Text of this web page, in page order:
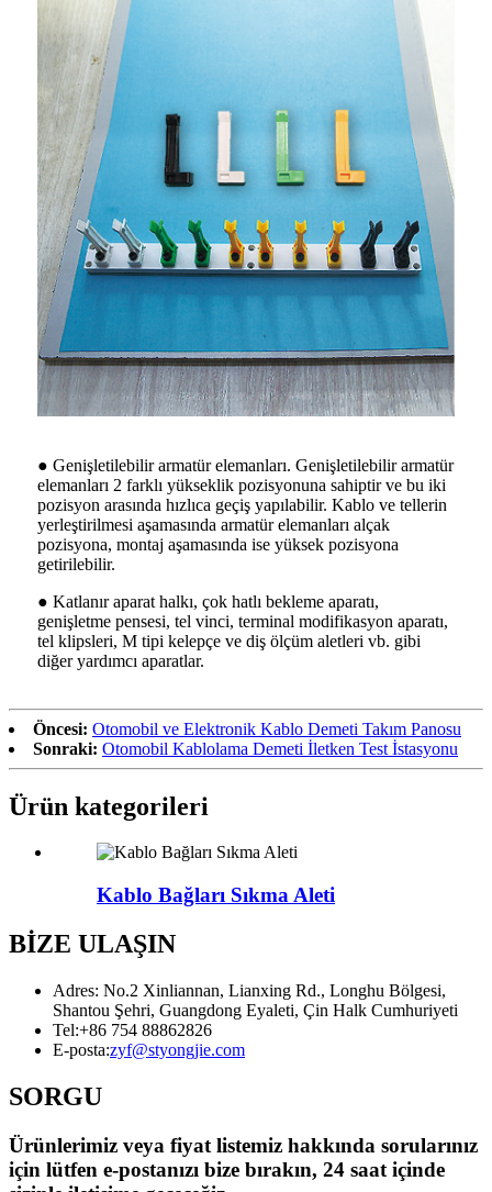
● Genişletilebilir armatür elemanları. Genişletilebilir armatür
elemanları 2 farklı yükseklik pozisyonuna sahiptir ve bu iki
pozisyon arasında hızlıca geçiş yapılabilir. Kablo ve tellerin
yerleştirilmesi aşamasında armatür elemanları alçak
pozisyona, montaj aşamasında ise yüksek pozisyona
getirilebilir.
● Katlanır aparat halkı, çok hatlı bekleme aparatı,
genişletme pensesi, tel vinci, terminal modifikasyon aparatı,
tel klipsleri, M tipi kelepçe ve diş ölçüm aletleri vb. gibi
diğer yardımcı aparatlar.
Öncesi: Otomobil ve Elektronik Kablo Demeti Takım Panosu
Sonraki: Otomobil Kablolama Demeti İletken Test İstasyonu
Ürün kategorileri
Kablo Bağları Sıkma Aleti
BİZE ULAŞIN
Adres: No.2 Xinliannan, Lianxing Rd., Longhu Bölgesi,
Shantou Şehri, Guangdong Eyaleti, Çin Halk Cumhuriyeti
Tel:+86 754 88862826
E-posta:zyf@styongjie.com
SORGU
Ürünlerimiz veya fiyat listemiz hakkında sorularınız
için lütfen e-postanızı bize bırakın, 24 saat içinde